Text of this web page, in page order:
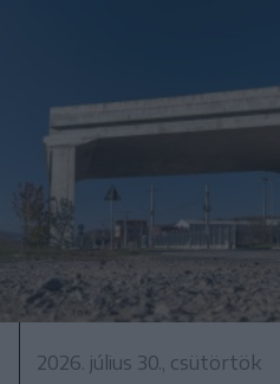
2026. július 30., csütörtök